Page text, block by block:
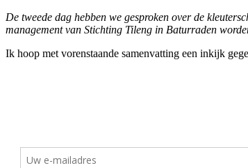
De tweede dag hebben we gesproken over de
management van Stichting Tileng in Baturraden
Ik hoop met vorenstaande samenvatting een inkijk